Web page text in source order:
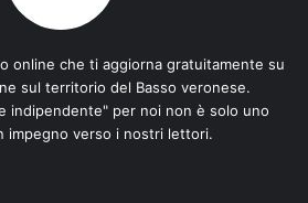
online che ti aggiorna gratuitamente su
sul territorio del Basso veronese.
indipendente" per noi non è solo uno
impegno verso i nostri lettori.